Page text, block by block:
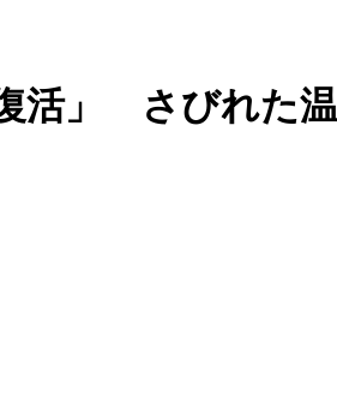
活」 さびれた